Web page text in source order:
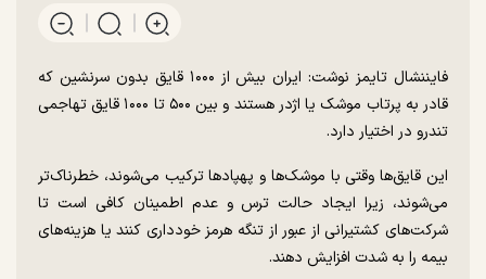
فایننشال تایمز نوشت: ایران بیش از ۱۰۰۰ قایق بدون سرنشین که
قادر به پرتاب موشک یا اژدر هستند و بین ۵۰۰ تا ۱۰۰۰ قایق تهاجمی
تندرو در اختیار دارد.
این قایق‌ها وقتی با موشک‌ها و پهپاد‌ها ترکیب می‌شوند، خطرناک‌تر
می‌شوند، زیرا ایجاد حالت ترس و عدم اطمینان کافی است تا
شرکت‌های کشتیرانی از عبور از تنگه هرمز خودداری کنند یا هزینه‌های
بیمه را به شدت افزایش دهند.